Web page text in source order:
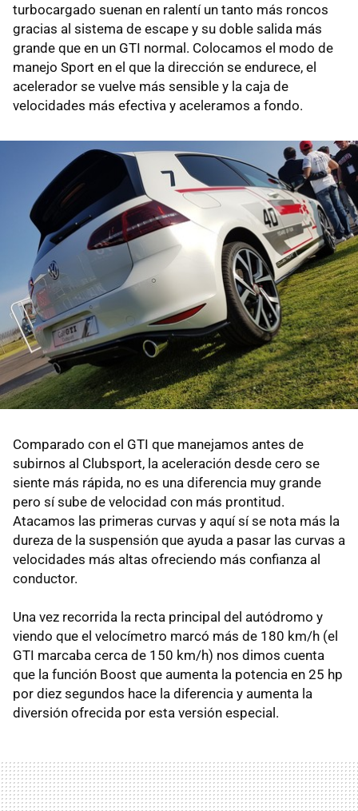
turbocargado suenan en ralentí un tanto más roncos
gracias al sistema de escape y su doble salida más
grande que en un GTI normal. Colocamos el modo de
manejo Sport en el que la dirección se endurece, el
acelerador se vuelve más sensible y la caja de
velocidades más efectiva y aceleramos a fondo.
Comparado con el GTI que manejamos antes de
subirnos al Clubsport, la aceleración desde cero se
siente más rápida, no es una diferencia muy grande
pero sí sube de velocidad con más prontitud.
Atacamos las primeras curvas y aquí sí se nota más la
dureza de la suspensión que ayuda a pasar las curvas a
velocidades más altas ofreciendo más confianza al
conductor.
Una vez recorrida la recta principal del autódromo y
viendo que el velocímetro marcó más de 180 km/h (el
GTI marcaba cerca de 150 km/h) nos dimos cuenta
que la función Boost que aumenta la potencia en 25 hp
por diez segundos hace la diferencia y aumenta la
diversión ofrecida por esta versión especial.